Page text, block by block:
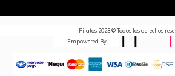
Pilatos 2023 © Todos los derechos
Empowered By